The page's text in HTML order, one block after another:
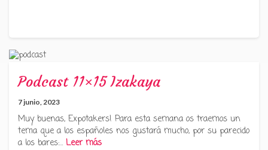
Podcast 11×15 Izakaya
7 junio, 2023
Muy buenas, Expotakers! Para esta semana os traemos un
tema que a los españoles nos gustará mucho, por su parecido
a los bares:… Leer más